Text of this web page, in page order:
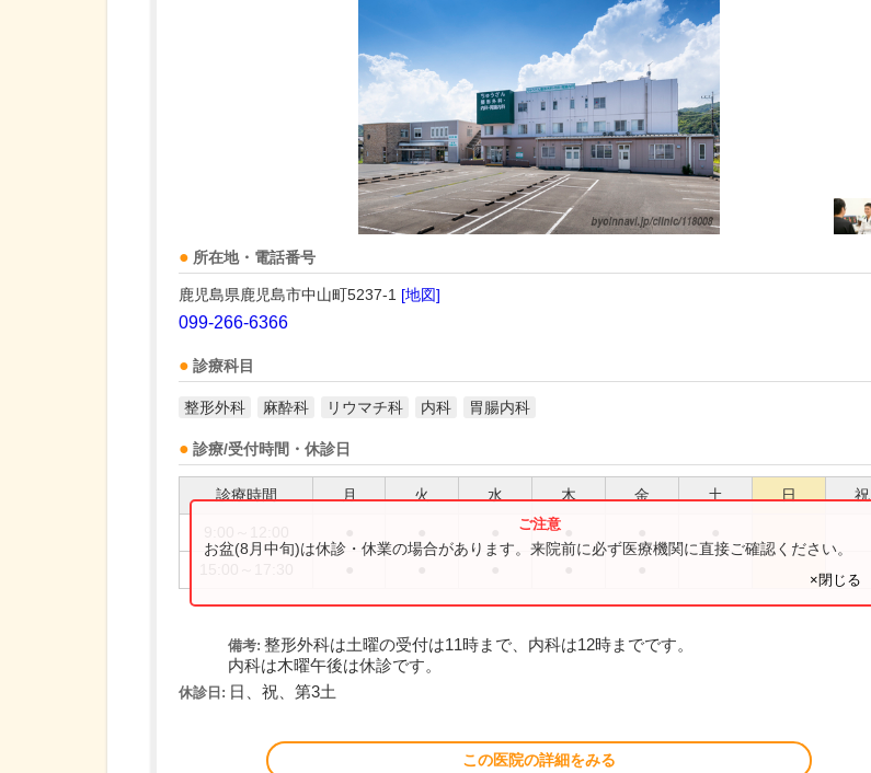
所在地・電話番号
鹿児島県鹿児島市中山町5237-1 [地図]
099-266-6366
診療科目
整形外科 麻酔科 リウマチ科 内科 胃腸内科
診療/受付時間・休診日
診療時間 月 火 水 木 金 土 日 祝
お盆(8月中旬)は休診・休業の場合があります。来院前に必ず医療機関に直接ご確認ください。
×閉じる
備考: 整形外科は土曜の受付は11時まで、内科は12時までです。
内科は木曜午後は休診です。
休診日: 日、祝、第3土
この医院の詳細をみる